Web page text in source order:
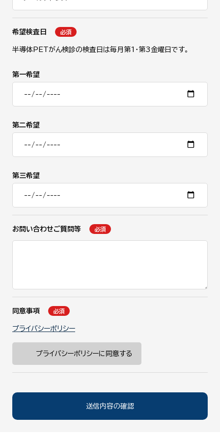
希望検査日 必須
半導体PETがん検診の検査日は毎月第1・第3金曜日です。
第一希望
第二希望
第三希望
お問い合わせご質問等 必須
同意事項 必須
プライバシーポリシー
プライバシーポリシーに同意する
送信内容の確認